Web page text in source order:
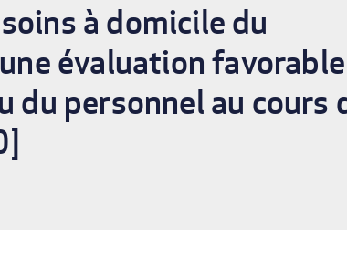
à domicile du
évaluation
du personnel au cours